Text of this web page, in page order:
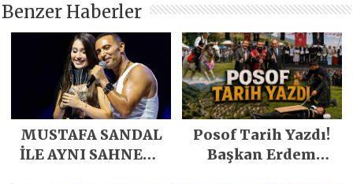
Benzer Haberler
MUSTAFA SANDAL
İLE AYNI SAHNEDE
Posof Tarih Yazdı!
Başkan Erdem